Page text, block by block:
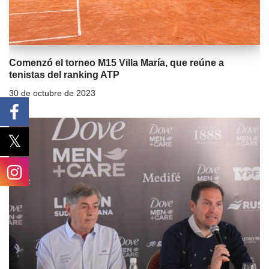
Comenzó el torneo M15 Villa María, que reúne a
tenistas del ranking ATP
30 de octubre de 2023